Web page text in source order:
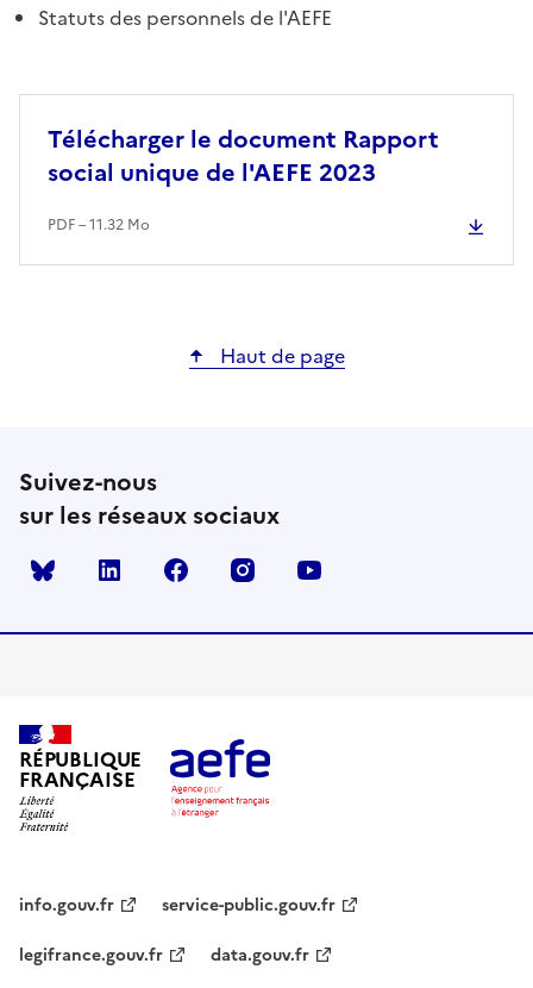
Statuts des personnels de l'AEFE
Télécharger le document Rapport
social unique de l'AEFE 2023
PDF – 11.32 Mo
Haut de page
Suivez-nous
sur les réseaux sociaux
Bluesky linkedin facebook instagram
RÉPUBLIQUE
FRANÇAISE
info.gouv.fr
service-public.gouv.fr
legifrance.gouv.fr
data.gouv.fr